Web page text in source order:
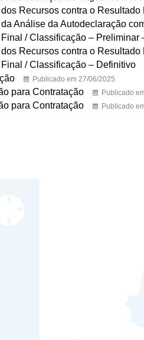
Recursos contra o
Análise da Autodeclaração
/ Classificação – Preliminar
Recursos contra o
/ Classificação – Definitivo
Publicado em 27/06/2025
para Contratação Publicado
para Contratação Publicado